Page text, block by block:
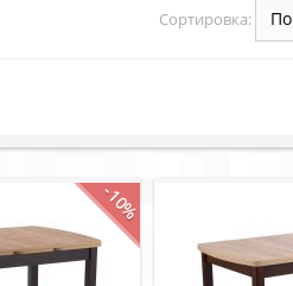
Сортировка:
-10%